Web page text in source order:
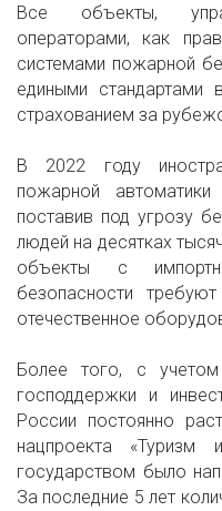
Все объекты,
операторами, как
системами пожарной
едиными
страхованием за
В 2022 году
пожарной
поставив под угрозу
людей на десятках
объекты с
безопасности
отечественное
Более того, с учетом
господдержки и
России постоянно
нацпроекта «Туризм
государством было
За последние 5 лет